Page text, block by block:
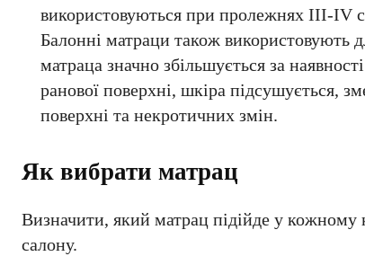
використовуються при пролежнях ІІІ-ІV
Балонні матраци також використовують
матраца значно збільшується за
ранової поверхні, шкіра підсушується,
поверхні та некротичних змін.
Як вибрати матрац
Визначити, який матрац підійде у
салону.